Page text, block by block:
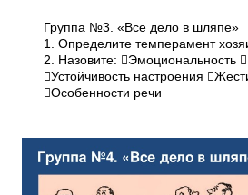
Группа №3. «Все дело в шляпе»
1. Определите темперамент
2. Назовите: Эмоциональность
Устойчивость настроения
Особенности речи